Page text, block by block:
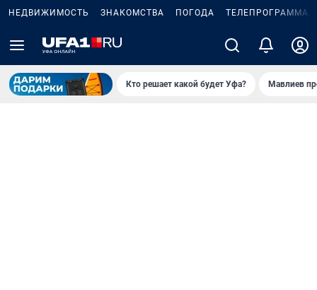
НЕДВИЖИМОСТЬ ЗНАКОМСТВА ПОГОДА ТЕЛЕПРОГРАММА
Кто решает какой будет Уфа? Мавлиев